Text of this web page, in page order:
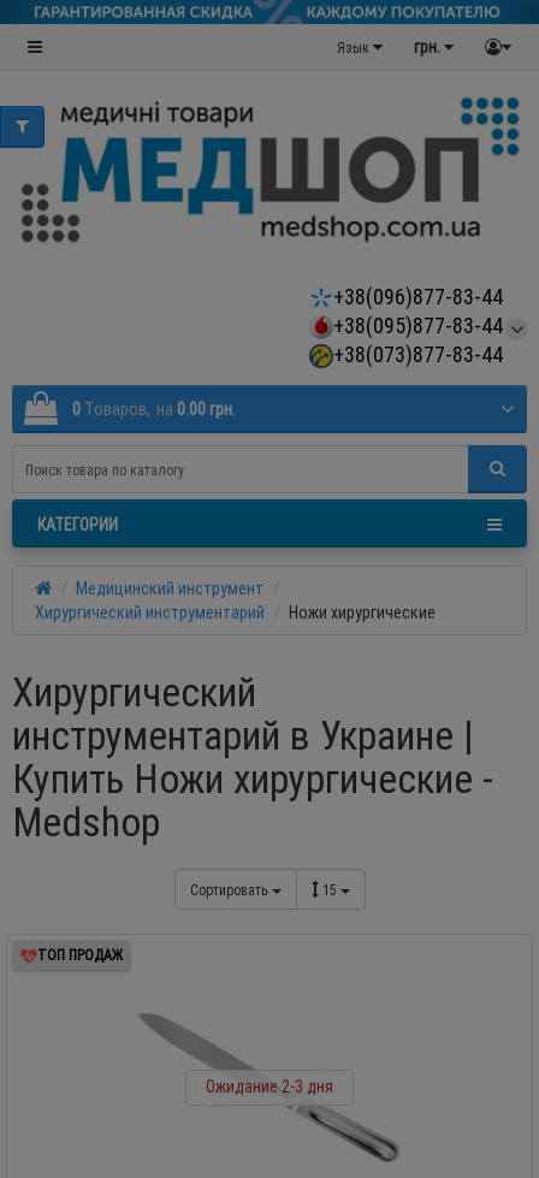
грн.
Язык
+38(096)877-83-44
+38(095)877-83-44
+38(073)877-83-44
0 Tоваров, на 0.00 грн.
КАТЕГОРИИ
Медицинский инструмент
Хирургический инструментарий
Ножи хирургические
Хирургический
инструментарий в Украине |
Купить Ножи хирургические -
Medshop
Сортировать 15
ТОП ПРОДАЖ
Ожидание 2-3 дня